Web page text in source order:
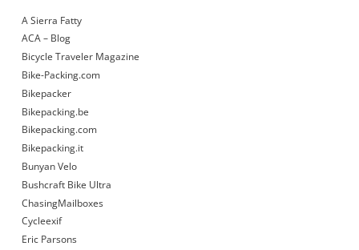
A Sierra Fatty
ACA – Blog
Bicycle Traveler Magazine
Bike-Packing.com
Bikepacker
Bikepacking.be
Bikepacking.com
Bikepacking.it
Bunyan Velo
Bushcraft Bike Ultra
ChasingMailboxes
Cycleexif
Eric Parsons